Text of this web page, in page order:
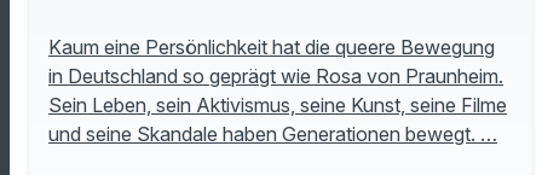
Kaum eine Persönlichkeit hat die queere Bewegung
in Deutschland so geprägt wie Rosa von Praunheim.
Sein Leben, sein Aktivismus, seine Kunst, seine Filme
und seine Skandale haben Generationen bewegt. …